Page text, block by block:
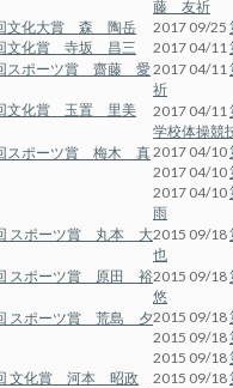
藤 友祈
文化大賞 森 陶岳 2017 09/25
文化賞 寺坂 昌三 2017 04/11
スポーツ賞 齋藤 愛2017 04/11
祈
文化賞 玉置 里美 2017 04/11
学校体操競
スポーツ賞 梅木 真2017 04/10
2017 04/10
2017 04/10
雨
スポーツ賞 丸本 大2015 09/18
也
スポーツ賞 原田 裕2015 09/18
悠
スポーツ賞 荒島 夕2015 09/18
2015 09/18
2015 09/18
文化賞 河本 昭政 2015 09/18